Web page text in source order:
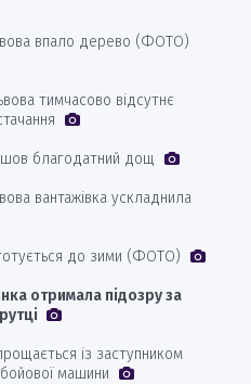
впало дерево (ФОТО)
тимчасово відсутнє
благодатний дощ
вантажівка ускладнила
до зими (ФОТО)
отримала підозру за
із заступником
машини